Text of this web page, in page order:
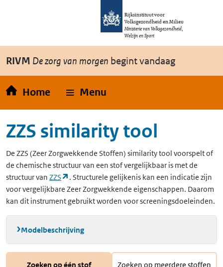
Overslaan en naar de inhoud gaan
Rijksinstituut voor
Volksgezondheid en Milieu
Ministerie van Volksgezondheid,
Welzijn en Sport
RIVM De zorg van morgen begint vandaag
Home Menu
ZZS similarity tool
De ZZS (Zeer Zorgwekkende Stoffen) similarity tool voorspelt of
de chemische structuur van een stof vergelijkbaar is met de
structuur van ZZS (opent in een nieuw tabblad)
. Structurele gelijkenis kan een indicatie zijn
voor vergelijkbare Zeer Zorgwekkende eigenschappen. Daarom
kan dit instrument gebruikt worden voor screeningsdoeleinden.
Modelbeschrijving
Zoeken op één stof Zoeken op meerdere stoffen